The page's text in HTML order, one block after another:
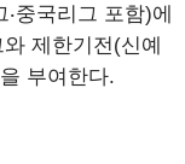
중국리그 포함)에
제한기전(신예
부여한다.